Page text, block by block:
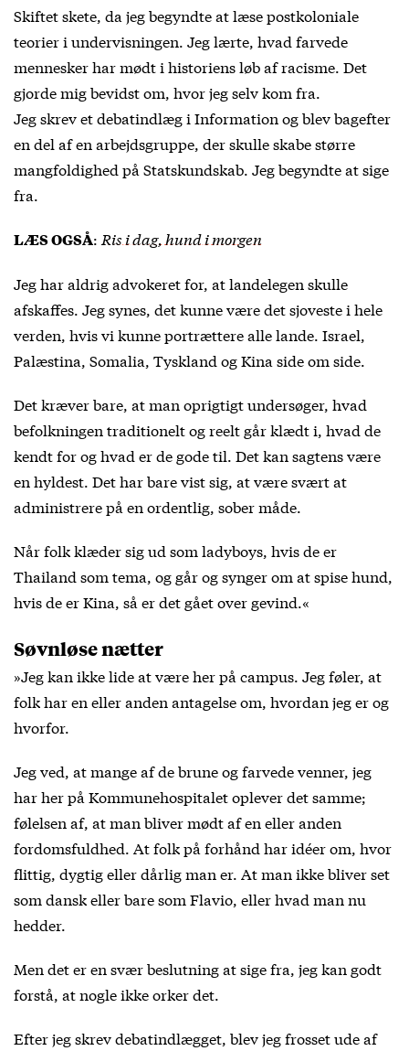
Skiftet skete, da jeg begyndte at læse postkoloniale
teorier i undervisningen. Jeg lærte, hvad farvede
mennesker har mødt i historiens løb af racisme. Det
gjorde mig bevidst om, hvor jeg selv kom fra.
Jeg skrev et debatindlæg i Information og blev bagefter
en del af en arbejdsgruppe, der skulle skabe større
mangfoldighed på Statskundskab. Jeg begyndte at sige
fra.
LÆS OGSÅ: Ris i dag, hund i morgen
Jeg har aldrig advokeret for, at landelegen skulle
afskaffes. Jeg synes, det kunne være det sjoveste i hele
verden, hvis vi kunne portrættere alle lande. Israel,
Palæstina, Somalia, Tyskland og Kina side om side.
Det kræver bare, at man oprigtigt undersøger, hvad
befolkningen traditionelt og reelt går klædt i, hvad de
kendt for og hvad er de gode til. Det kan sagtens være
en hyldest. Det har bare vist sig, at være svært at
administrere på en ordentlig, sober måde.
Når folk klæder sig ud som ladyboys, hvis de er
Thailand som tema, og går og synger om at spise hund,
hvis de er Kina, så er det gået over gevind.«
Søvnløse nætter
»Jeg kan ikke lide at være her på campus. Jeg føler, at
folk har en eller anden antagelse om, hvordan jeg er og
hvorfor.
Jeg ved, at mange af de brune og farvede venner, jeg
har her på Kommunehospitalet oplever det samme;
følelsen af, at man bliver mødt af en eller anden
fordomsfuldhed. At folk på forhånd har idéer om, hvor
flittig, dygtig eller dårlig man er. At man ikke bliver set
som dansk eller bare som Flavio, eller hvad man nu
hedder.
Men det er en svær beslutning at sige fra, jeg kan godt
forstå, at nogle ikke orker det.
Efter jeg skrev debatindlægget, blev jeg frosset ude af